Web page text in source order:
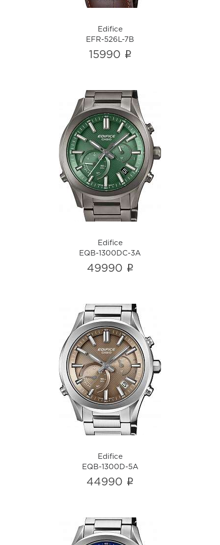
Edifice
EFR-526L-7B
15990 i
Edifice
EQB-1300DC-3A
i
Edifice
EQB-1300DC-3A
49990 i
Edifice
EQB-1300D-5A
i
Edifice
EQB-1300D-5A
44990 i